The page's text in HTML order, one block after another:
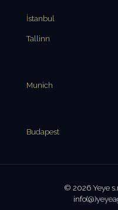
İstanbul
Tallinn
Munich
Budapest
© 2026 Yeye